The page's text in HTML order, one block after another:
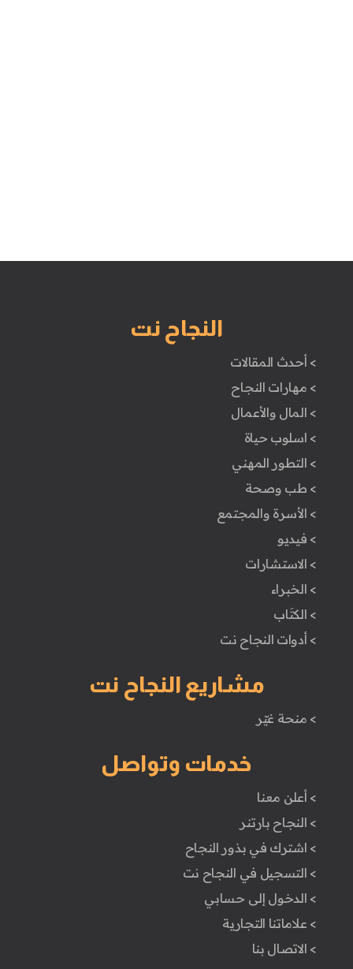
النجاح نت
> أحدث المقالات
> مهارات النجاح
> المال والأعمال
> اسلوب حياة
> التطور المهني
> طب وصحة
> الأسرة والمجتمع
> فيديو
> الاستشارات
> الخبراء
> الكتَاب
> أدوات النجاح نت
مشاريع النجاح نت
> منحة غيّر
خدمات وتواصل
> أعلن معنا
> النجاح بارتنر
> اشترك في بذور النجاح
> التسجيل في النجاح نت
> الدخول إلى حسابي
> علاماتنا التجارية
> الاتصال بنا